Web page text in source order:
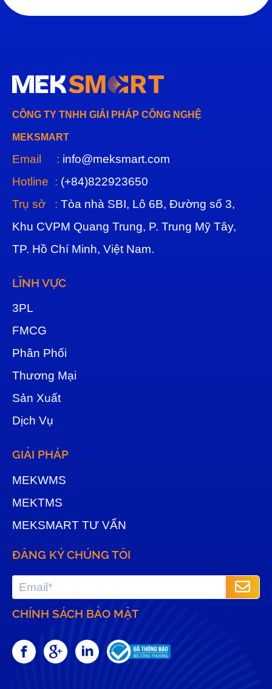
CÔNG TY TNHH GIẢI PHÁP CÔNG NGHỆ
MEKSMART
Email : info@meksmart.com
Hotline : (+84)822923650
Trụ sở : Tòa nhà SBI, Lô 6B, Đường số 3,
Khu CVPM Quang Trung, P. Trung Mỹ Tây,
TP. Hồ Chí Minh, Việt Nam.
LĨNH VỰC
3PL
FMCG
Phân Phối
Thương Mại
Sản Xuất
Dịch Vụ
GIẢI PHÁP
MEKWMS
MEKTMS
MEKSMART TƯ VẤN
ĐĂNG KÝ CHÚNG TÔI
CHÍNH SÁCH BẢO MẬT